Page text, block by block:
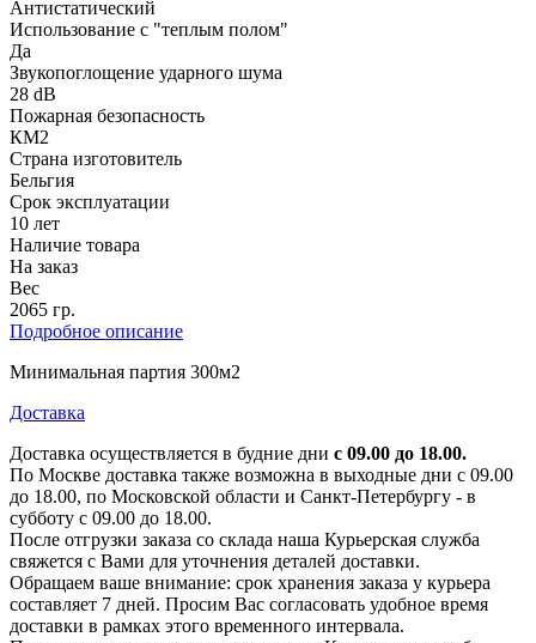
Антистатический
Использование с "теплым полом"
Да
Звукопоглощение ударного шума
28 dB
Пожарная безопасность
КМ2
Страна изготовитель
Бельгия
Срок эксплуатации
10 лет
Наличие товара
На заказ
Вес
2065 гр.
Подробное описание
Минимальная партия 300м2
Доставка
Доставка осуществляется в будние дни с 09.00 до 18.00.
По Москве доставка также возможна в выходные дни с 09.00
до 18.00, по Московской области и Санкт-Петербургу - в
субботу с 09.00 до 18.00.
После отгрузки заказа со склада наша Курьерская служба
свяжется с Вами для уточнения деталей доставки.
Обращаем ваше внимание: срок хранения заказа у курьера
составляет 7 дней. Просим Вас согласовать удобное время
доставки в рамках этого временного интервала.